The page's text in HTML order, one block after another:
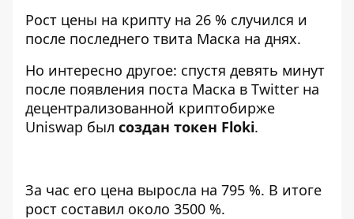
Рост цены на крипту на 26 % случился и
после последнего твита Маска на днях.
Но интересно другое: спустя девять минут
после появления поста Маска в Twitter на
децентрализованной криптобирже
Uniswap был создан токен Floki.
За час его цена выросла на 795 %. В итоге
рост составил около 3500 %.